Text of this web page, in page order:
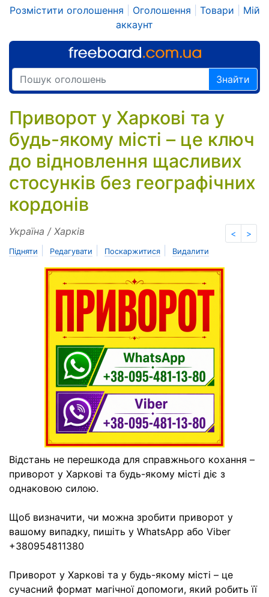
Розмістити оголошення Оголошення Товари
Мій
аккаунт
Знайти
Приворот у Харкові та у
будь-якому місті – це ключ
до відновлення щасливих
стосунків без географічних
кордонів
< >
Україна / Харків
Підняти Редагувати Поскаржитися Видалити
Відстань не перешкода для справжнього кохання –
приворот у Харкові та будь-якому місті діє з
однаковою силою.
Щоб визначити, чи можна зробити приворот у
вашому випадку, пишіть у WhatsApp або Viber
+380954811380
Приворот у Харкові та у будь-якому місті – це
сучасний формат магічної допомоги, який робить її